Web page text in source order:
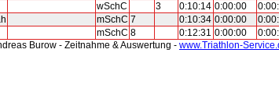
wSchC 3 0:10:14 0:00:00
mSchC 7 0:10:34 0:00:00
mSchC 8 0:12:31 0:00:00
Burow - Zeitnahme & Auswertung - www.Triathlon-